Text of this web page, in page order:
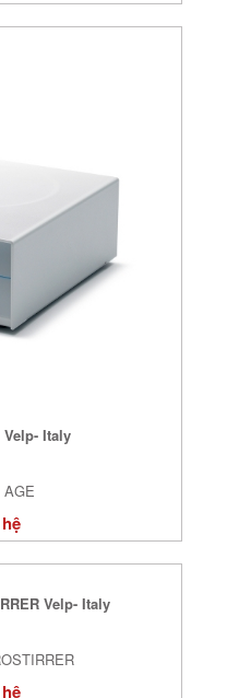
Italy
AGE
Velp- Italy